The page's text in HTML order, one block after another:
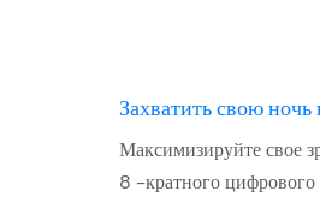
Захватить свою ночь
Максимизируйте свое
8 -кратного цифрового